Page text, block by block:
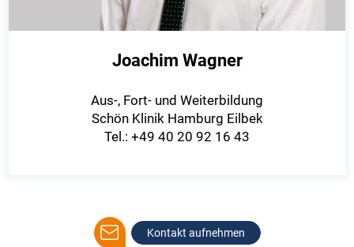
Joachim Wagner
Aus-, Fort- und Weiterbildung
Schön Klinik Hamburg Eilbek
Tel.: +49 40 20 92 16 43
Kontakt aufnehmen